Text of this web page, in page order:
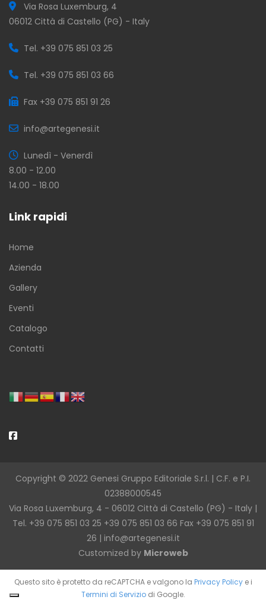
Via Rosa Luxemburg, 4
06012 Città di Castello (PG) - Italy
Tel. +39 075 851 03 25
Tel. +39 075 851 03 66
Fax +39 075 851 91 26
info@artegenesi.it
Lunedì - Venerdì
8.00 - 12.00
14.00 - 18.00
Link rapidi
Home
Azienda
Gallery
Eventi
Catalogo
Contatti
Copyright © 2022 Genesi Gruppo Editoriale S.r.l. | C.F. e P.I.
02388000545
Via Rosa Luxemburg, 4 - 06012 Città di Castello (PG) - Italy |
Tel. +39 075 851 03 25 +39 075 851 03 66 Fax +39 075 851 91
26 | info@artegenesi.it
Customized by Microweb
Questo sito è protetto da reCAPTCHA e valgono la Privacy Policye i
Termini di Serviziodi Google.